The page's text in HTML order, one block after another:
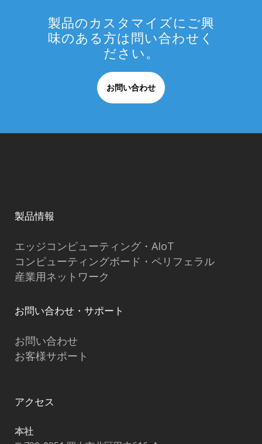
製品のカスタマイズにご興
味のある方は問い合わせく
ださい。
お問い合わせ
製品情報
エッジコンピューティング・AIoT
コンピューティングボード・ペリフェラル
産業用ネットワーク
お問い合わせ・サポート
お問い合わせ
お客様サポート
アクセス
本社